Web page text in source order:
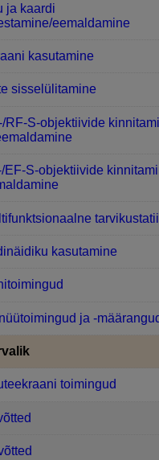
ja kaardi
eemaldamine
kasutamine
sisselülitamine
RF-S-objektiivide
EF-S-objektiivide
kasutamine
ja -
toimingud